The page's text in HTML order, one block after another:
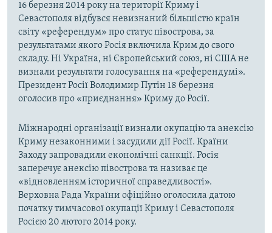
16 березня 2014 року на території Криму і
Севастополя відбувся невизнаний більшістю країн
світу «референдум» про статус півострова, за
результатами якого Росія включила Крим до свого
складу. Ні Україна, ні Європейський союз, ні США не
визнали результати голосування на «референдумі».
Президент Росії Володимир Путін 18 березня
оголосив про «приєднання» Криму до Росії.
Міжнародні організації визнали окупацію та анексію
Криму незаконними і засудили дії Росії. Країни
Заходу запровадили економічні санкції. Росія
заперечує анексію півострова та називає це
«відновленням історичної справедливості».
Верховна Рада України офіційно оголосила датою
початку тимчасової окупації Криму і Севастополя
Росією 20 лютого 2014 року.